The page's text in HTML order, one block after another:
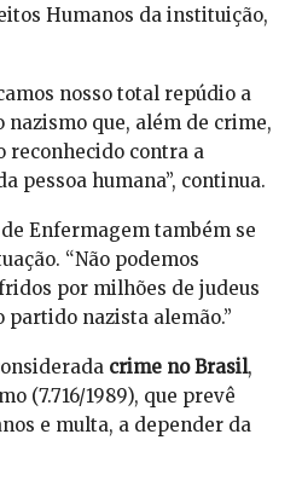
Humanos da instituição,
nosso total repúdio a
nazismo que, além de crime,
reconhecido contra a
pessoa humana”, continua.
Enfermagem também se
“Não podemos
por milhões de judeus
partido nazista alemão.”
crime no Brasil,
(7.716/1989), que prevê
e multa, a depender da